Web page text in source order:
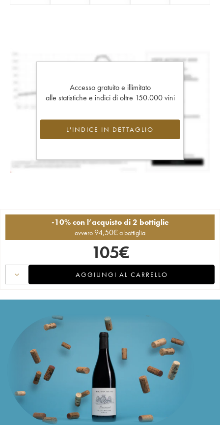
Accesso gratuito e illimitato
alle statistiche e indici di oltre 150.000 vini
L'INDICE IN DETTAGLIO
-10% con l’acquisto di 2 bottiglie
ovvero 94,50€a bottiglia
105€
AGGIUNGI AL CARRELLO